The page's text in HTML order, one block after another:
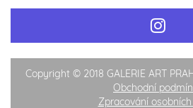
Copyright © 2018 GALERIE ART
Obchodní
Zpracování